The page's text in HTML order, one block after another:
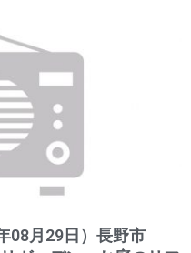
08月29日）長野市